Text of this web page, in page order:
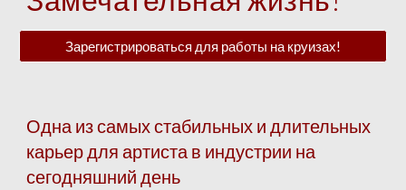
Зарегистрироваться для работы на круизах!
Одна из самых стабильных и длительных
карьер для артиста в индустрии на
сегодняшний день